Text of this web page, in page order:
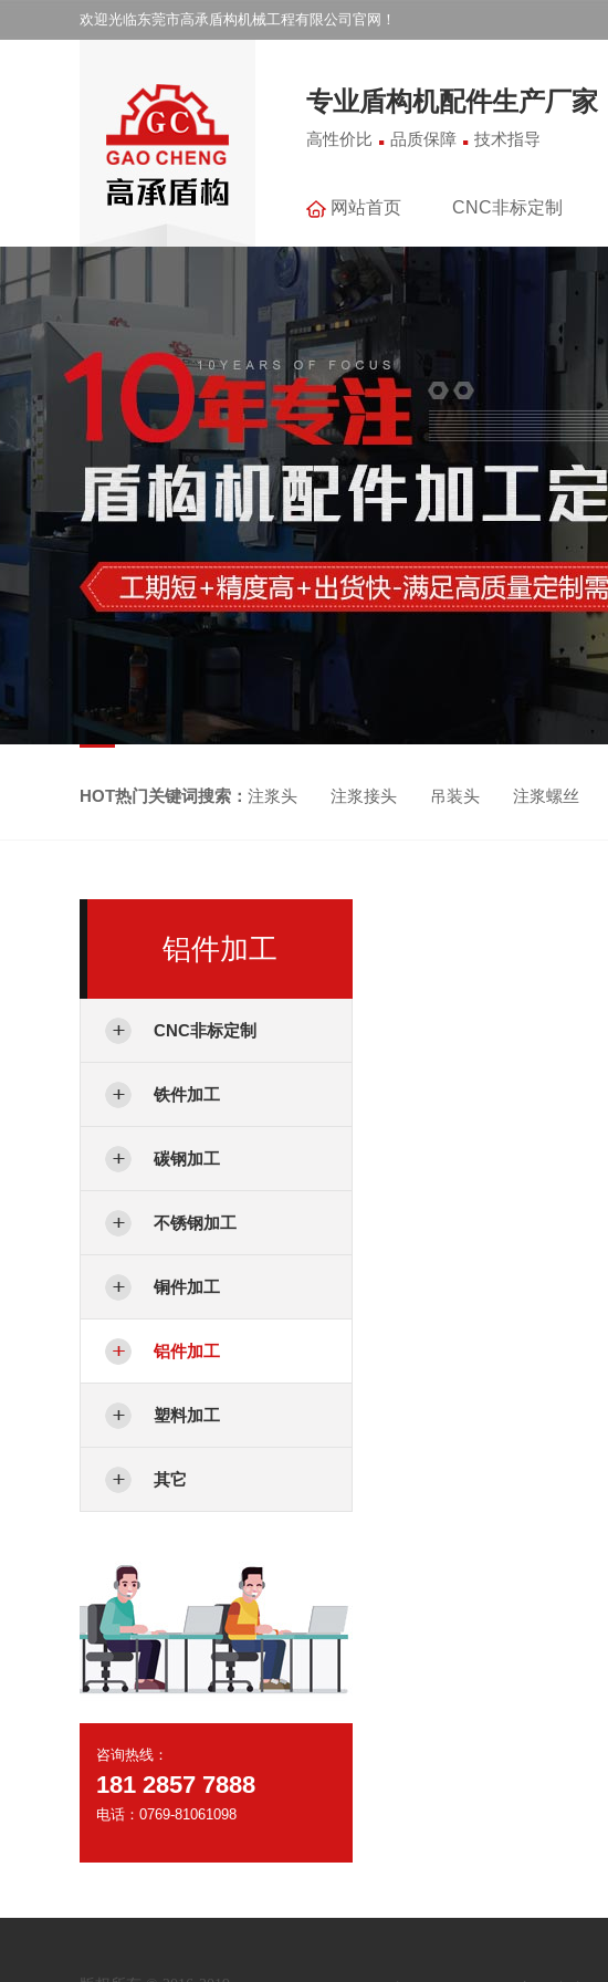
欢迎光临东莞市高承盾构机械工程有限公司官网！
专业盾构机配件生产厂家
高性价比 . 品质保障 . 技术指导
网站首页 CNC非标定制
HOT热门关键词搜索： 注浆头 注浆接头 吊装头 注浆螺丝
铝件加工
CNC非标定制
铁件加工
碳钢加工
不锈钢加工
铜件加工
铝件加工
塑料加工
其它
咨询热线：
181 2857 7888
电话：0769-81061098